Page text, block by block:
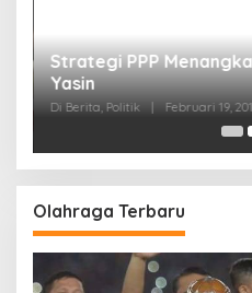
Strategi PPP
Yasin
Di Berita, Politik Februari 19,
Olahraga Terbaru